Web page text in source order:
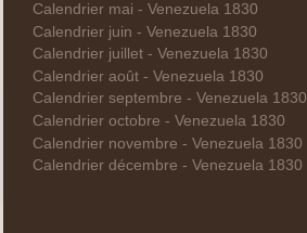
Calendrier mai - Venezuela 1830
Calendrier juin - Venezuela 1830
Calendrier juillet - Venezuela 1830
Calendrier août - Venezuela 1830
Calendrier septembre - Venezuela 1830
Calendrier octobre - Venezuela 1830
Calendrier novembre - Venezuela 1830
Calendrier décembre - Venezuela 1830